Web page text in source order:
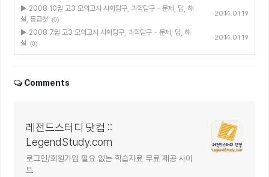
▶ 2008 10월 고3 모의고사 사회탐구, 과학탐구 - 문제, 답, 해
설, 등급컷
(0)
2014.01.19
▶ 2008 7월 고3 모의고사 사회탐구, 과학탐구 - 문제, 답, 해
설
(0)
2014.01.19
Comments
레전드스터디 닷컴 ::
LegendStudy.com
로그인/회원가입 필요 없는 학습자료 무료 제공 사이
트